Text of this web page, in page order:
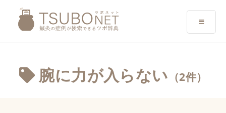
腕に力が入らない （2件）